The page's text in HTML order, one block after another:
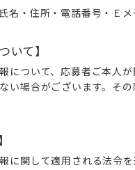
名・住所・電話番号・Ｅ
いて】
について、応募者ご本人
い場合がございます。そ
関して適用される法令を